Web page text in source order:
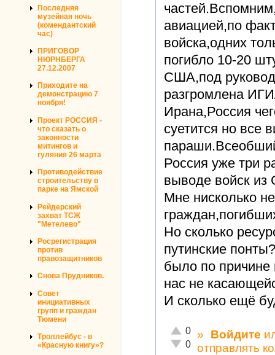
Последняя
музейная ночь
(комендантский
час)
ПРИГОВОР
НЮРНБЕРГА
27.12.2007
Приходите на
демонстрацию 7
ноября!
Проект РОССИЯ -
что сказать о
законности
митингов и
гуляния 26 марта
Противодействие
строительству в
парке на Ямской
Рейдерский
захват ТСЖ
"Метелево"
Росрегистрация
против
правозащитников
Снова Прудников.
Совет
инициативных
групп и граждан
Тюмени
Троллейбус - в
«Красную книгу»?
авиацией,по
войска,одних
погибло 10-20
США,под
разгромлена
Ирана,Россия
суетится но все
Россия уже три
выводе войск из
Мне нисколько
Но сколько
путинские
было по причине
нас не
И сколько ещё
Отлично!
0
Неадекватно!
0
» Войдите
отправлять